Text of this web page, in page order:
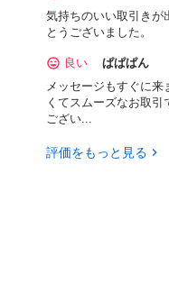
気持ちのいい取引きが
とうございました。
良い
ぱぱぱん
メッセージもすぐに来
くてスムーズなお取引
ござい...
評価をもっと見る